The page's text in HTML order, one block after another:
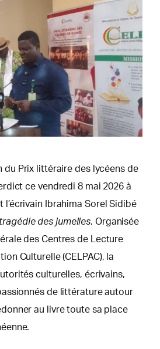
du Prix littéraire des lycéens de
ce vendredi 8 mai 2026 à
l’écrivain Ibrahima Sorel Sidibé
des jumelles. Organisée
des Centres de Lecture
Culturelle (CELPAC), la
culturelles, écrivains,
de littérature autour
au livre toute sa place